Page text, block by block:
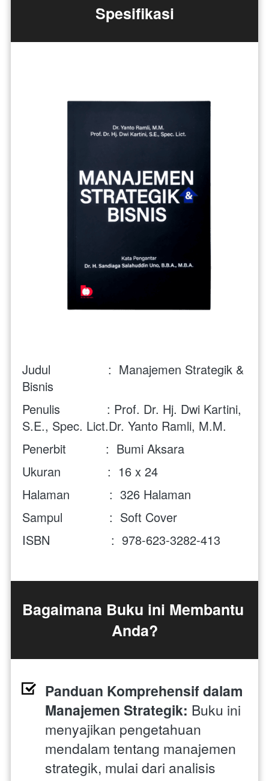
Spesifikasi
Judul                :  Manajemen Strategik &
Bisnis
Penulis             : Prof. Dr. Hj. Dwi Kartini,
S.E., Spec. Lict.Dr. Yanto Ramli, M.M.
Penerbit           :  Bumi Aksara
Ukuran             :  16 x 24
Halaman           : 326 Halaman
Sampul             :  Soft Cover
ISBN                 :  978-623-3282-413
Bagaimana Buku ini Membantu
Anda?
Panduan Komprehensif dalam
Manajemen Strategik: Buku ini
menyajikan pengetahuan
mendalam tentang manajemen
strategik, mulai dari analisis